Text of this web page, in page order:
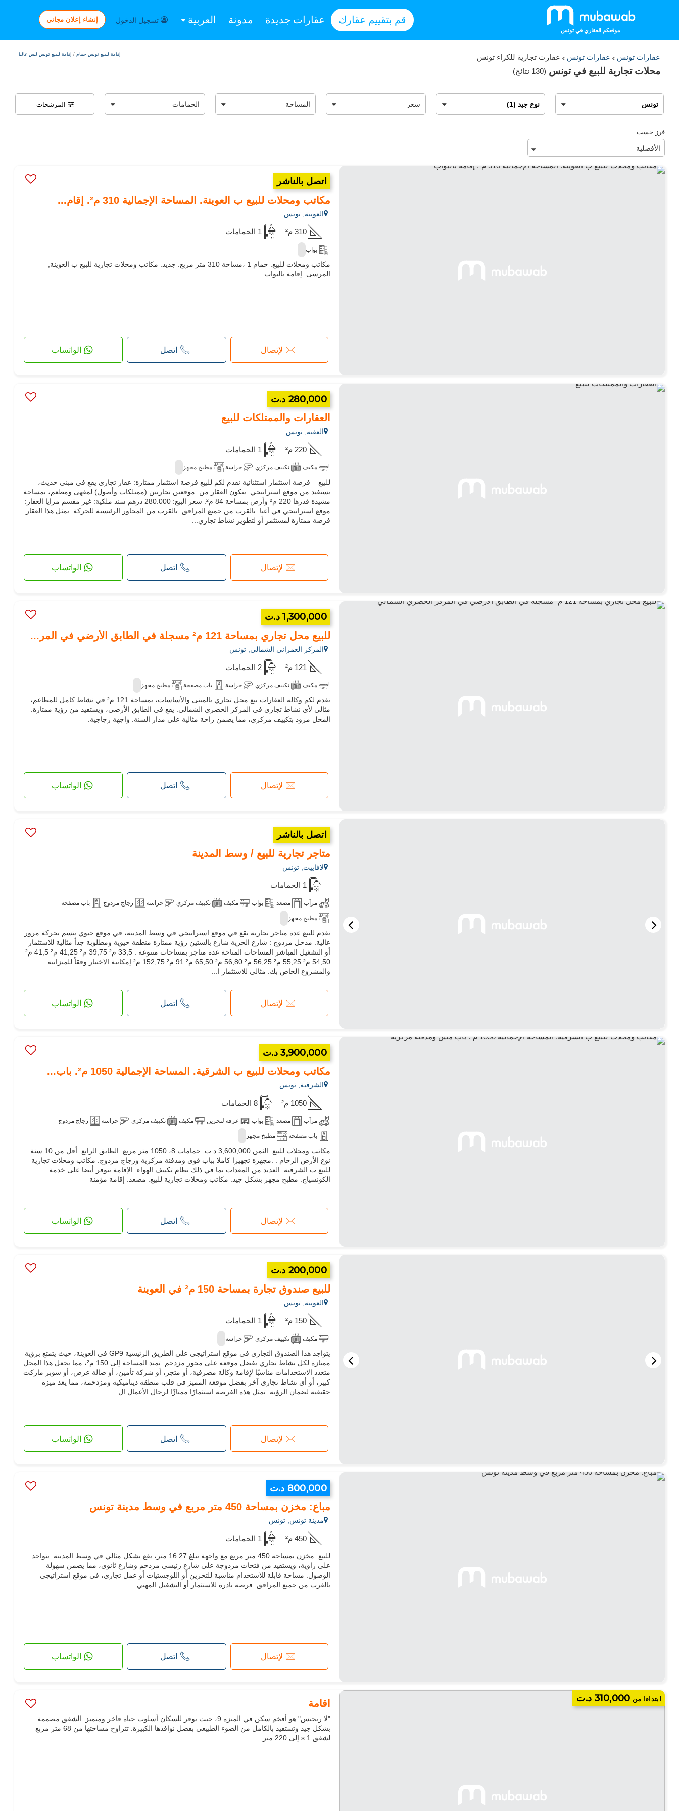
موقعكم العقاري في تونس
قم بتقييم عقارك عقارات جديدة مدونة العربية تسجيل الدخول إنشاء إعلان مجاني
عقارات تونس عقارات تونس عقارت تجارية للكراء تونس
محلات تجارية للبيع في تونس (130 نتائج )
إقامة للبيع تونس حمام / إقامة للبيع تونس ليس غاليا
المرشحات
فرز حسب
اتصل بالناشر
مكاتب ومحلات للبيع ب العوينة. المساحة الإجمالية 310 م². إقام...
العوينة, تونس
310 م² 1 الحمامات
بواب
مكاتب ومحلات للبيع. حمام 1 ،مساحة 310 متر مربع. جديد. مكاتب ومحلات تجارية للبيع ب العوينة,
المرسى. إقامة بالبواب
لإتصال اتصل الواتساب
280,000 د.ت
العقارات والممتلكات للبيع
العقبة, تونس
220 م² 1 الحمامات
مكيف تكييف مركزي حراسة مطبخ مجهز
للبيع – فرصة استثمار استثنائية نقدم لكم للبيع فرصة استثمار ممتازة: عقار تجاري يقع في مبنى حديث،
يستفيد من موقع استراتيجي. يتكون العقار من: موقعين تجاريين (ممتلكات وأصول) لمقهى ومطعم، بمساحة
مشيدة قدرها 220 م² وأرض بمساحة 84 م². سعر البيع: 280.000 درهم سند ملكية: غير مقسم مزايا العقار:
موقع استراتيجي في آغبا. بالقرب من جميع المرافق. بالقرب من المحاور الرئيسية للحركة. يمثل هذا العقار
فرصة ممتازة لمستثمر أو لتطوير نشاط تجاري...
لإتصال اتصل الواتساب
1,300,000 د.ت
للبيع محل تجاري بمساحة 121 م² مسجلة في الطابق الأرضي في المر...
المركز العمراني الشمالي, تونس
121 م² 2 الحمامات
مكيف تكييف مركزي حراسة باب مصفحة مطبخ مجهز
تقدم لكم وكالة العقارات بيع محل تجاري بالمبنى والأساسات، بمساحة 121 م² في نشاط كامل للمطاعم،
مثالي لأي نشاط تجاري في المركز الحضري الشمالي. يقع في الطابق الأرضي، ويستفيد من رؤية ممتازة.
المحل مزود بتكييف مركزي، مما يضمن راحة مثالية على مدار السنة. واجهة زجاجية.
لإتصال اتصل الواتساب
اتصل بالناشر
متاجر تجارية للبيع / وسط المدينة
لافاييت, تونس
1 الحمامات
مرآب مصعد بواب مكيف تكييف مركزي حراسة زجاج مزدوج باب مصفحة
مطبخ مجهز
نقدم للبيع عدة متاجر تجارية تقع في موقع استراتيجي في وسط المدينة، في موقع حيوي يتسم بحركة مرور
عالية. مدخل مزدوج : شارع الحرية شارع بالستين رؤية ممتازة منطقة حيوية ومطلوبة جداً مثالية للاستثمار
أو التشغيل المباشر المساحات المتاحة عدة متاجر بمساحات متنوعة : 33,5 م² 39,75 م² 41,25 م² 41,5 م²
54,50 م² 55,25 م² 56,25 م² 56,80 م² 65,50 م² 91 م² 152,75 م² إمكانية الاختيار وفقاً للميزانية
والمشروع الخاص بك. مثالي للاستثمار ا...
لإتصال اتصل الواتساب
3,900,000 د.ت
مكاتب ومحلات للبيع ب الشرقية. المساحة الإجمالية 1050 م². باب...
الشرقية, تونس
1050 م² 8 الحمامات
مرآب مصعد بواب غرفة لتخزين مكيف تكييف مركزي حراسة زجاج مزدوج
باب مصفحة مطبخ مجهز
مكاتب ومحلات للبيع. الثمن 3,600,000 د.ت. حمامات 8، 1050 متر مربع. الطابق الرابع‎. أقل من 10 سنة.
نوع الأرض الرخام . .مجهزة تجهيزا كاملا بباب قوي ومدفئة مركزية وزجاج مزدوج. مكاتب ومحلات تجارية
للبيع ب الشرقية. العديد من المعدات بما في ذلك نظام تكييف الهواء. الإقامة تتوفر أيضا على خدمة
الكونسياج. مطبخ مجهز بشكل جيد. مكاتب ومحلات تجارية للبيع. مصعد. إقامة مؤمنة
لإتصال اتصل الواتساب
200,000 د.ت
للبيع صندوق تجارة بمساحة 150 م² في العوينة
العوينة, تونس
150 م² 1 الحمامات
مكيف تكييف مركزي حراسة
يتواجد هذا الصندوق التجاري في موقع استراتيجي على الطريق الرئيسية GP9 في العوينة، حيث يتمتع برؤية
ممتازة لكل نشاط تجاري بفضل موقعه على محور مزدحم. تمتد المساحة إلى 150 م²، مما يجعل هذا المحل
متعدد الاستخدامات مناسبًا لإقامة وكالة مصرفية، أو متجر، أو شركة تأمين، أو صالة عرض، أو سوبر ماركت
كبير، أو أي نشاط تجاري آخر بفضل موقعه المميز في قلب منطقة ديناميكية ومزدحمة، مما يعد ميزة
حقيقية لضمان الرؤية. تمثل هذه الفرصة استثمارًا ممتازًا لرجال الأعمال ال...
لإتصال اتصل الواتساب
800,000 د.ت
مباع: مخزن بمساحة 450 متر مربع في وسط مدينة تونس
مدينة تونس, تونس
450 م² 1 الحمامات
للبيع: مخزن بمساحة 450 متر مربع مع واجهة تبلغ 16.27 متر، يقع بشكل مثالي في وسط المدينة. يتواجد
على زاوية، ويستفيد من فتحات مزدوجة على شارع رئيسي مزدحم وشارع ثانوي، مما يضمن سهولة
الوصول. مساحة قابلة للاستخدام مناسبة للتخزين أو اللوجستيات أو عمل تجاري، في موقع استراتيجي
بالقرب من جميع المرافق. فرصة نادرة للاستثمار أو التشغيل المهني
لإتصال اتصل الواتساب
ابتداءا من 310,000 د.ت اقامة
"لا ريجنس" هو أفخم سكن في المنزه 9، حيث يوفر للسكان أسلوب حياة فاخر ومتميز. الشقق مصممة
بشكل جيد وتستفيد بالكامل من الضوء الطبيعي بفضل نوافذها الكبيرة. تتراوح مساحتها من 68 متر مربع
لشقق s 1 إلى 220 متر